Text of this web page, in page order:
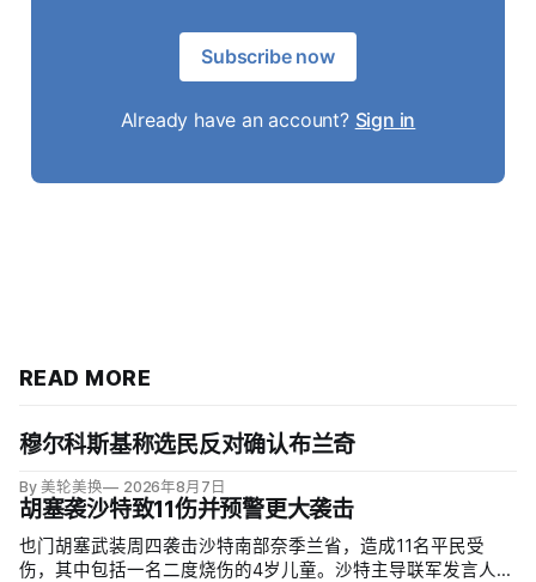
Subscribe now
Already have an account? Sign in
READ MORE
穆尔科斯基称选民反对确认布兰奇
By 美轮美换 2026年8月7日
胡塞袭沙特致11伤并预警更大袭击
也门胡塞武装周四袭击沙特南部奈季兰省，造成11名平民受
伤，其中包括一名二度烧伤的4岁儿童。沙特主导联军发言人图